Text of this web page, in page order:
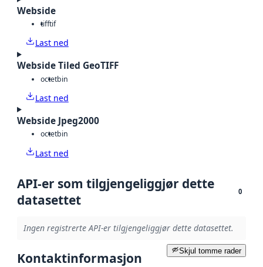
Webside
tifftif
Last ned
Webside Tiled GeoTIFF
octetbin
Last ned
Webside Jpeg2000
octetbin
Last ned
API-er som tilgjengeliggjør dette
datasettet
0
Ingen registrerte API-er tilgjengeliggjør dette datasettet.
Skjul tomme rader
Kontaktinformasjon